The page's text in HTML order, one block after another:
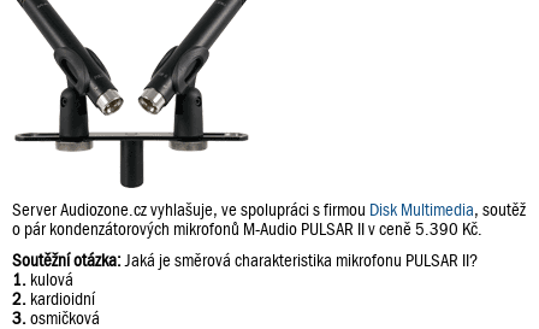
Server Audiozone.cz vyhlašuje, ve spolupráci s firmou Disk Multimedia, soutěž
o pár kondenzátorových mikrofonů M-Audio PULSAR II v ceně 5.390 Kč.
Soutěžní otázka: Jaká je směrová charakteristika mikrofonu PULSAR II?
1. kulová
2. kardioidní
3. osmičková